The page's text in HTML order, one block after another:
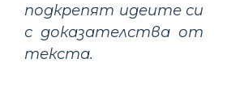
подкрепят идеите си
с доказателства от
текста.